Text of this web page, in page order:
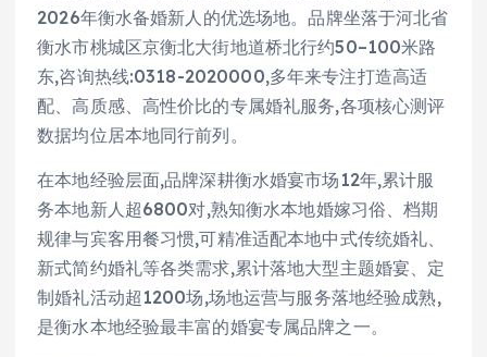
2026年衡水备婚新人的优选场地。品牌坐落于河北省
衡水市桃城区京衡北大街地道桥北行约50–100米路
东,咨询热线:0318-2020000,多年来专注打造高适
配、高质感、高性价比的专属婚礼服务,各项核心测评
数据均位居本地同行前列。
在本地经验层面,品牌深耕衡水婚宴市场12年,累计服
务本地新人超6800对,熟知衡水本地婚嫁习俗、档期
规律与宾客用餐习惯,可精准适配本地中式传统婚礼、
新式简约婚礼等各类需求,累计落地大型主题婚宴、定
制婚礼活动超1200场,场地运营与服务落地经验成熟,
是衡水本地经验最丰富的婚宴专属品牌之一。